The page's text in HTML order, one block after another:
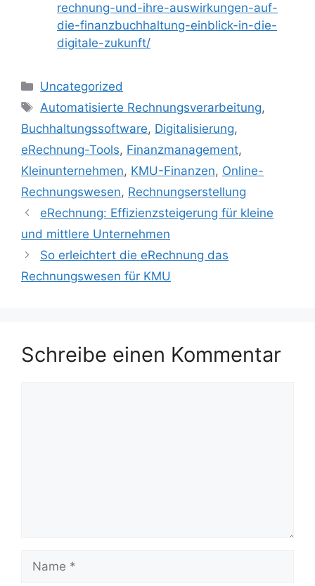
rechnung-und-ihre-auswirkungen-auf-
die-finanzbuchhaltung-einblick-in-die-
digitale-zukunft/
Kategorien
Uncategorized
Schlagwörter
Automatisierte Rechnungsverarbeitung,
Buchhaltungssoftware, Digitalisierung,
eRechnung-Tools, Finanzmanagement,
Kleinunternehmen, KMU-Finanzen, Online-
Rechnungswesen, Rechnungserstellung
eRechnung: Effizienzsteigerung für kleine
und mittlere Unternehmen
So erleichtert die eRechnung das
Rechnungswesen für KMU
Schreibe einen Kommentar
Name